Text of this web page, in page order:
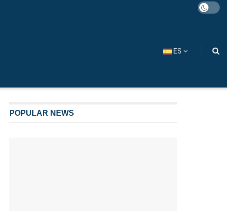
ES
POPULAR NEWS